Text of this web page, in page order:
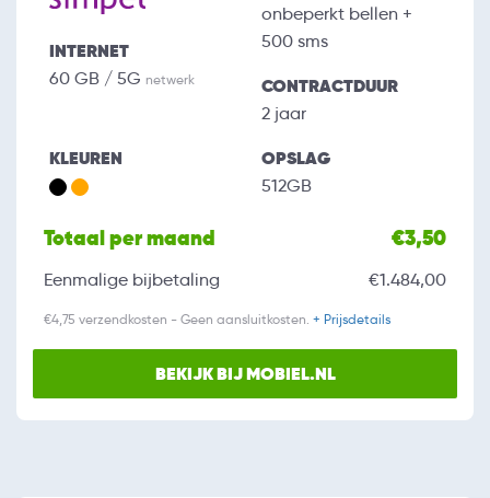
INTERNET
60 GB / 5G netwerk
onbeperkt bellen +
500 sms
CONTRACTDUUR
2 jaar
KLEUREN OPSLAG
512GB
Totaal per maand €3,50
Eenmalige bijbetaling €1.484,00
€4,75 verzendkosten - Geen aansluitkosten. + Prijsdetails
BEKIJK BIJ MOBIEL.NL